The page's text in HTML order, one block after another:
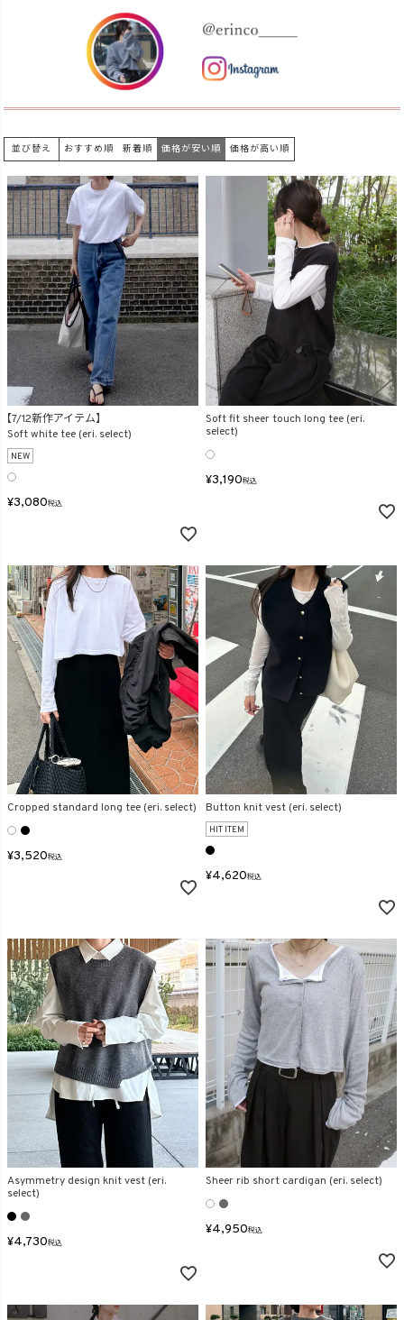
表示する 表示しない
検索
並び替え おすすめ順 新着順 価格が安い順 価格が高い順
【7/12新作アイテム】
Soft white tee (eri. select)
NEW
¥3,080税込
Soft fit sheer touch long tee (eri.
select)
¥3,190税込
Cropped standard long tee (eri. select)
¥3,520税込
Button knit vest (eri. select)
HIT ITEM
¥4,620税込
Asymmetry design knit vest (eri.
select)
¥4,730税込
Sheer rib short cardigan (eri. select)
¥4,950税込